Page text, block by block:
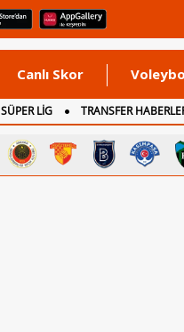
Canlı Skor
SÜPER LİG TRANSFER